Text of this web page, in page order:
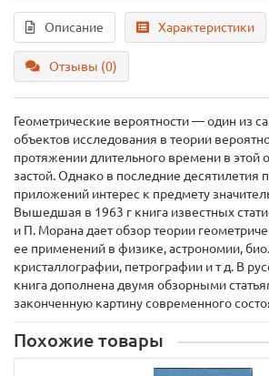
Описание Характеристики
Отзывы (0)
Геометрические вероятности — один из
объектов исследования в теории
протяжении длительного времени в этой
застой. Однако в последние десятилетия
приложений интерес к предмету
Вышедшая в 1963 г книга известных
и П. Морана дает обзор теории
ее применений в физике, астрономии,
кристаллографии, петрографии и т д. В
книга дополнена двумя обзорными
законченную картину современного
Похожие товары